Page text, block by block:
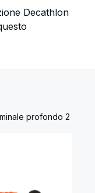
Decathlon
profondo 2